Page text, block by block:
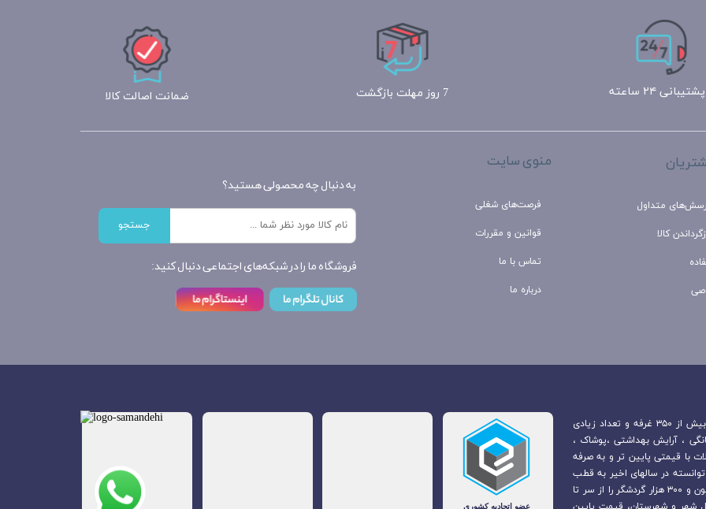
بازارچه مرزی جوانرود که در مرکز شهر جوانرود قرار دارد. متشکل از بیش از ۳۵۰ غرفه و تعداد زیادی
، آرایش بهداشتی ،پوشاک ،
با قیمتی پایین تر و به صرفه
در سالهای اخیر به قطب
گردشگری و عرضه محصول در غرب کشور تبدیل شود و سالانه ۱ میلیون و ۳۰۰ هزار گردشگر را از سر تا
شهر و شهرستان، قیمت پایین
پشتیبانی ۲۴ ساعته 7 روز مهلت بازگشت ضمانت اصالت کالا
متداول
کالا
منوی سایت
فرصت‌های شغلی
قوانین و مقررات
تماس با ما
درباره ما
به دنبال چه محصولی هستید؟
جستجو
فروشگاه ما را در شبکه‌های اجتماعی دنبال کنید: